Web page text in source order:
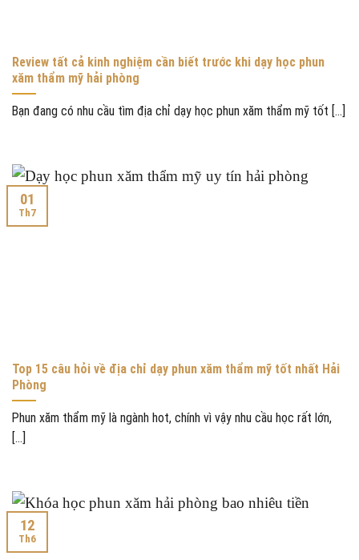
Review tất cả kinh nghiệm cần biết trước khi dạy học phun
xăm thẩm mỹ hải phòng
Bạn đang có nhu cầu tìm địa chỉ dạy học phun xăm thẩm mỹ tốt [...]
Top 15 câu hỏi về địa chỉ dạy phun xăm thẩm mỹ tốt nhất Hải
Phòng
Phun xăm thẩm mỹ là ngành hot, chính vì vậy nhu cầu học rất lớn,
[...]
01
Th7
12
Th6